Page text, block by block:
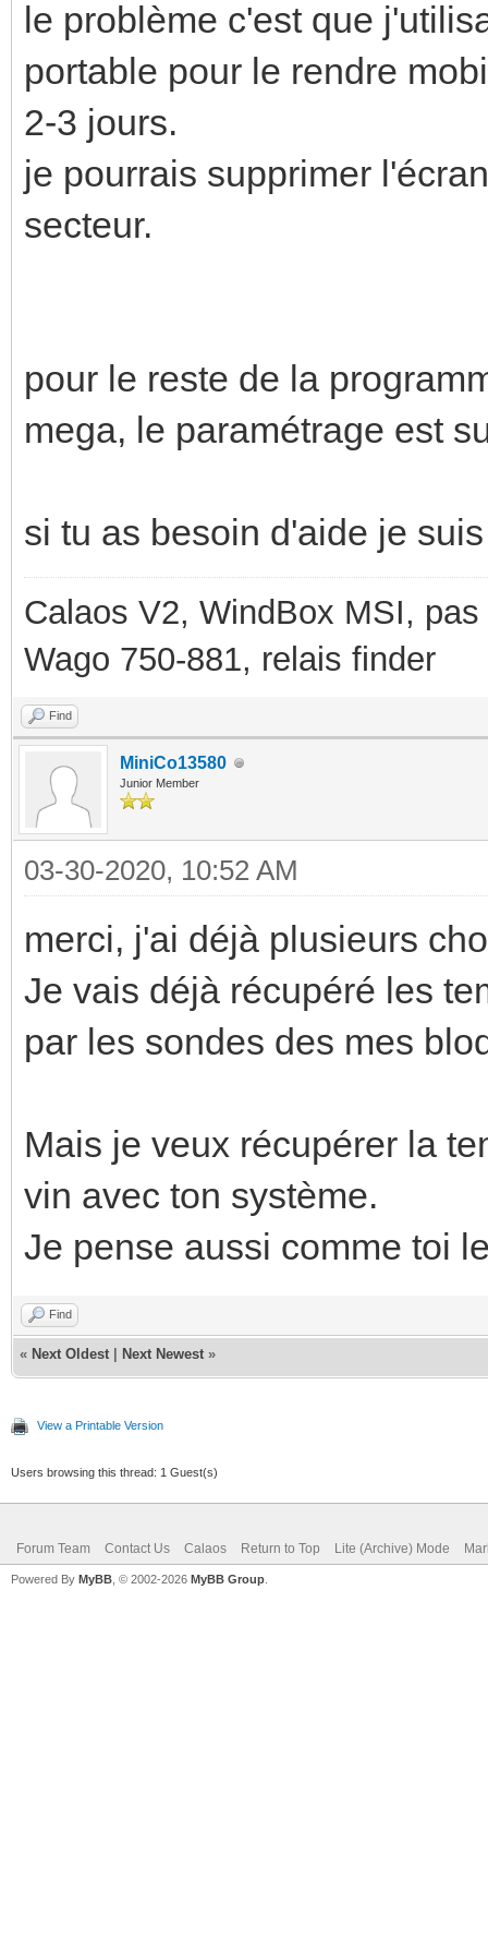
le problème c'est que
portable pour le rendre
2-3 jours.
je pourrais supprimer
secteur.
pour le reste de la
mega, le paramétrage est
si tu as besoin d'aide je
Calaos V2, WindBox MSI,
Wago 750-881, relais finder
Find
MiniCo13580
Junior Member
03-30-2020, 10:52 AM
merci, j'ai déjà plusieurs
Je vais déjà récupéré les
par les sondes des mes
Mais je veux récupérer la
vin avec ton système.
Je pense aussi comme toi
Find
« Next Oldest Next Newest »
View a Printable Version
Users browsing this thread: 1 Guest(s)
Forum Team Contact Us Calaos Return to Top Lite (Archive) Mode
Powered By MyBB , © 2002-2026 MyBB Group